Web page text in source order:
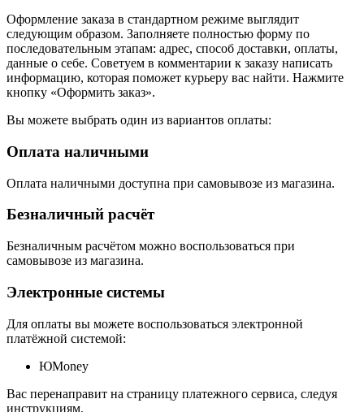
Оформление заказа в стандартном режиме выглядит
следующим образом. Заполняете полностью форму по
последовательным этапам: адрес, способ доставки, оплаты,
данные о себе. Советуем в комментарии к заказу написать
информацию, которая поможет курьеру вас найти. Нажмите
кнопку «Оформить заказ».
Вы можете выбрать один из вариантов оплаты:
Оплата наличными
Оплата наличными доступна при самовывозе из магазина.
Безналичный расчёт
Безналичным расчётом можно воспользоваться при
самовывозе из магазина.
Электронные системы
Для оплаты вы можете воспользоваться электронной
платёжной системой:
ЮMoney
Вас перенаправит на страницу платежного сервиса, следуя
инструкциям,